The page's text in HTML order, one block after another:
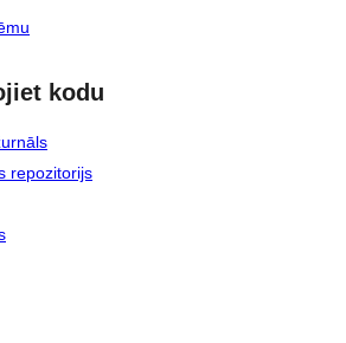
kodu
repozitorijs